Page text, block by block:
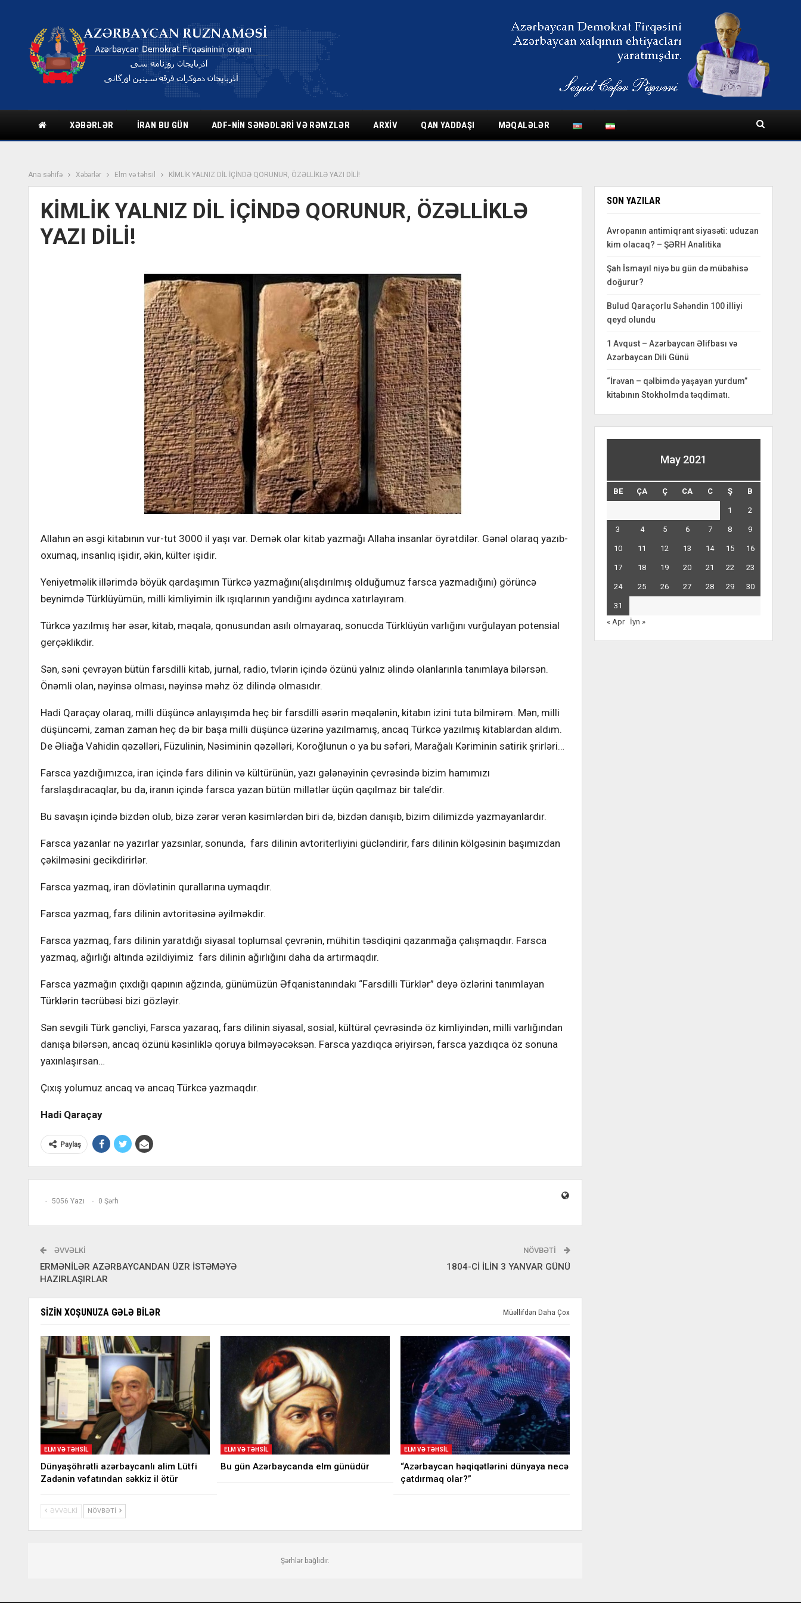
XƏBƏRLƏR İRAN BU GÜN ADF-NIN SƏNƏDLƏRI VƏ RƏMZLƏR ARXIV QAN YADDAŞI MƏQALƏLƏR
Ana səhifə Xəbərlər Elm və təhsil KİMLİK YALNIZ DİL İÇİNDƏ QORUNUR, ÖZƏLLİKLƏ YAZI DİLİ!
KİMLİK YALNIZ DİL İÇİNDƏ QORUNUR, ÖZƏLLİKLƏ
YAZI DİLİ!
Allahın ən əsgi kitabının vur-tut 3000 il yaşı var. Demək olar kitab yazmağı Allaha insanlar öyrətdilər. Gənəl olaraq yazıb-
oxumaq, insanlıq işidir, əkin, külter işidir.
Yeniyetməlik illərimdə böyük qardaşımın Türkcə yazmağını(alışdırılmış olduğumuz farsca yazmadığını) görüncə
beynimdə Türklüyümün, milli kimliyimin ilk ışıqlarının yandığını aydınca xatırlayıram.
Türkcə yazılmış hər əsər, kitab, məqalə, qonusundan asılı olmayaraq, sonucda Türklüyün varlığını vurğulayan potensial
gerçəklikdir.
Sən, səni çevrəyən bütün farsdilli kitab, jurnal, radio, tvlərin içində özünü yalnız əlində olanlarınla tanımlaya bilərsən.
Önəmli olan, nəyinsə olması, nəyinsə məhz öz dilində olmasıdır.
Hadi Qaraçay olaraq, milli düşüncə anlayışımda heç bir farsdilli əsərin məqalənin, kitabın izini tuta bilmirəm. Mən, milli
düşüncəmi, zaman zaman heç də bir başa milli düşüncə üzərinə yazılmamış, ancaq Türkcə yazılmış kitablardan aldım.
De Əliağa Vahidin qəzəlləri, Füzulinin, Nəsiminin qəzəlləri, Koroğlunun o ya bu səfəri, Marağalı Kəriminin satirik şrirləri…
Farsca yazdığımızca, iran içində fars dilinin və kültürünün, yazı gələnəyinin çevrəsində bizim hamımızı
farslaşdıracaqlar, bu da, iranın içində farsca yazan bütün millətlər üçün qaçılmaz bir tale’dir.
Bu savaşın içində bizdən olub, bizə zərər verən kəsimlərdən biri də, bizdən danışıb, bizim dilimizdə yazmayanlardır.
Farsca yazanlar nə yazırlar yazsınlar, sonunda, fars dilinin avtoriterliyini gücləndirir, fars dilinin kölgəsinin başımızdan
çəkilməsini gecikdirirlər.
Farsca yazmaq, iran dövlətinin qurallarına uymaqdır.
Farsca yazmaq, fars dilinin avtoritəsinə əyilməkdir.
Farsca yazmaq, fars dilinin yaratdığı siyasal toplumsal çevrənin, mühitin təsdiqini qazanmağa çalışmaqdır. Farsca
yazmaq, ağırlığı altında əzildiyimiz fars dilinin ağırlığını daha da artırmaqdır.
Farsca yazmağın çıxdığı qapının ağzında, günümüzün Əfqanistanındakı “Farsdilli Türklər” deyə özlərini tanımlayan
Türklərin təcrübəsi bizi gözləyir.
Sən sevgili Türk gəncliyi, Farsca yazaraq, fars dilinin siyasal, sosial, kültürəl çevrəsində öz kimliyindən, milli varlığından
danışa bilərsən, ancaq özünü kəsinliklə qoruya bilməyəcəksən. Farsca yazdıqca əriyirsən, farsca yazdıqca öz sonuna
yaxınlaşırsan…
Çıxış yolumuz ancaq və ancaq Türkcə yazmaqdır.
Hadi Qaraçay
Paylaş
5056 Yazı 0 Şərh
ƏVVƏLKI
ERMƏNİLƏR AZƏRBAYCANDAN ÜZR İSTƏMƏYƏ
HAZIRLAŞIRLAR
NÖVBƏTI
1804-Cİ İLİN 3 YANVAR GÜNÜ
SIZIN XOŞUNUZA GƏLƏ BILƏR Müəllifdən Daha Çox
ELM VƏ TƏHSIL
Dünyaşöhrətli azərbaycanlı alim Lütfi
Zadənin vəfatından səkkiz il ötür
ELM VƏ TƏHSIL
Bu gün Azərbaycanda elm günüdür
ELM VƏ TƏHSIL
“Azərbaycan həqiqətlərini dünyaya necə
çatdırmaq olar?”
ƏVVƏLKI NÖVBƏTI
Şərhlər bağlıdır.
SON YAZILAR
Avropanın antimiqrant siyasəti: uduzan
kim olacaq? – ŞƏRH Analitika
Şah İsmayıl niyə bu gün də mübahisə
doğurur?
Bulud Qaraçorlu Səhəndin 100 illiyi
qeyd olundu
1 Avqust – Azərbaycan Əlifbası və
Azərbaycan Dili Günü
“İrəvan – qəlbimdə yaşayan yurdum”
kitabının Stokholmda təqdimatı.
May 2021
BE ÇA Ç CA C Ş B
1 2
3 4 5 6 7 8 9
10 11 12 13 14 15 16
17 18 19 20 21 22 23
24 25 26 27 28 29 30
31
« Apr
İyn »